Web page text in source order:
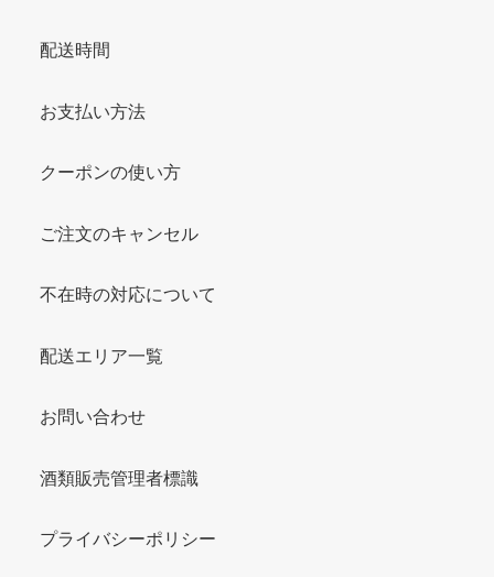
配送時間
お支払い方法
クーポンの使い方
ご注文のキャンセル
不在時の対応について
配送エリア一覧
お問い合わせ
酒類販売管理者標識
プライバシーポリシー